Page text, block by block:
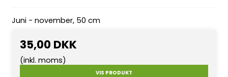
Juni - november, 50 cm
35,00 DKK
(inkl. moms)
VIS PRODUKT